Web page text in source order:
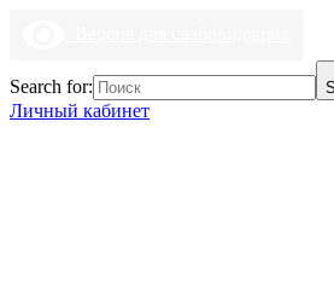
Search for:
Личный кабинет